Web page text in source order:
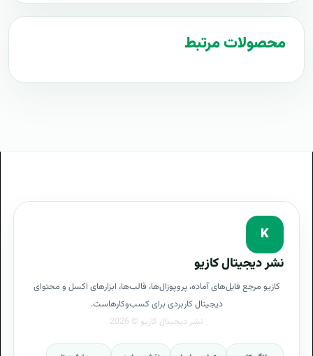
توجیه کارفرما با پروپوزال تلفن سانترال
تعریف تلفن سانترال
پرسشنامه تلفن سانترال
پرسشنامه جمع آوری اطلاعات کارفرما با پروپوزال تلفن
سانترال
گامهای اجرایی تلفن سانترال
قدم به قدم برای تلفن سانترال
محصولات مرتبط
K
نشر دیجیتال کازیو
کازیو مرجع فایل‌های آماده، پروپوزال‌ها، قالب‌ها، ابزارهای اکسل و محتوای
دیجیتال کاربردی برای کسب‌وکارهاست.